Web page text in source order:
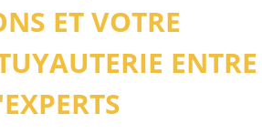
ET VOTRE
ENTRE